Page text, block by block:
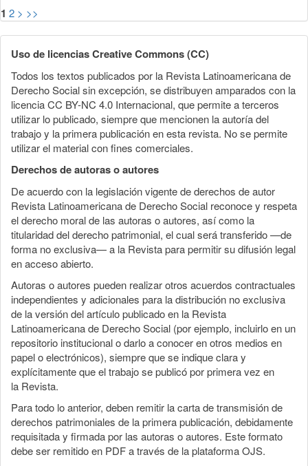
1 2 > >>
Uso de licencias Creative Commons (CC)
Todos los textos publicados por la Revista Latinoamericana de
Derecho Social sin excepción, se distribuyen amparados con la
licencia CC BY-NC 4.0 Internacional, que permite a terceros
utilizar lo publicado, siempre que mencionen la autoría del
trabajo y la primera publicación en esta revista. No se permite
utilizar el material con fines comerciales.
Derechos de autoras o autores
De acuerdo con la legislación vigente de derechos de autor
Revista Latinoamericana de Derecho Social reconoce y respeta
el derecho moral de las autoras o autores, así como la
titularidad del derecho patrimonial, el cual será transferido —de
forma no exclusiva— a la Revista para permitir su difusión legal
en acceso abierto.
Autoras o autores pueden realizar otros acuerdos contractuales
independientes y adicionales para la distribución no exclusiva
de la versión del artículo publicado en la Revista
Latinoamericana de Derecho Social (por ejemplo, incluirlo en un
repositorio institucional o darlo a conocer en otros medios en
papel o electrónicos), siempre que se indique clara y
explícitamente que el trabajo se publicó por primera vez en
la Revista.
Para todo lo anterior, deben remitir la carta de transmisión de
derechos patrimoniales de la primera publicación, debidamente
requisitada y firmada por las autoras o autores. Este formato
debe ser remitido en PDF a través de la plataforma OJS.